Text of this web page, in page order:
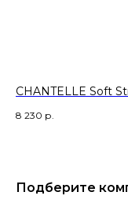
CHANTELLE Soft
8 230 р.
Подберите